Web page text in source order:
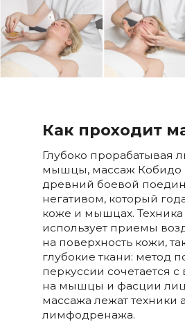
Как проходит
Глубоко прорабатывая
мышцы, массаж Кобидо
древний боевой
негативом, который
коже и мышцах.
использует приемы
на поверхность кожи,
глубокие ткани: метод
перкуссии сочетается
на мышцы и фасции
массажа лежат техники
лимфодренажа.